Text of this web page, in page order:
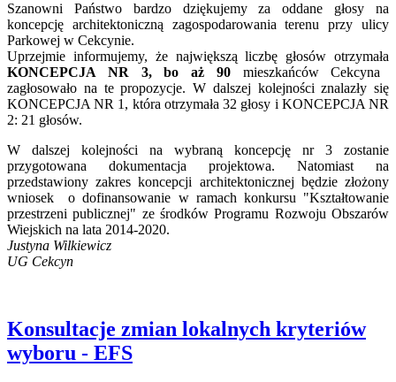
Szanowni Państwo bardzo dziękujemy za oddane głosy na
koncepcję architektoniczną zagospodarowania terenu przy ulicy
Parkowej w Cekcynie.
Uprzejmie informujemy, że największą liczbę głosów otrzymała
KONCEPCJA NR 3, bo aż 90mieszkańców Cekcyna
zagłosowało na te propozycje. W dalszej kolejności znalazły się
KONCEPCJA NR 1, która otrzymała 32 głosy i KONCEPCJA NR
2: 21 głosów.
W dalszej kolejności na wybraną koncepcję nr 3 zostanie
przygotowana dokumentacja projektowa. Natomiast na
przedstawiony zakres koncepcji architektonicznej będzie złożony
wniosek o dofinansowanie w ramach konkursu "Kształtowanie
przestrzeni publicznej" ze środków Programu Rozwoju Obszarów
Wiejskich na lata 2014-2020.
Justyna Wilkiewicz
UG Cekcyn
Konsultacje zmian lokalnych kryteriów
wyboru - EFS